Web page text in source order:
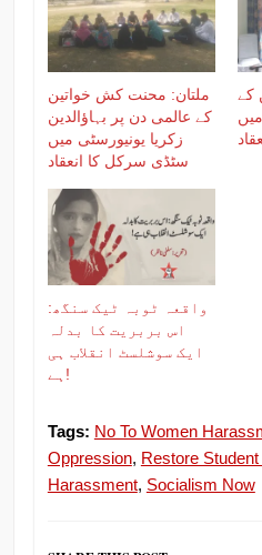
ملتان: محنت کش خواتین
کے عالمی دن پر بہاؤالدین
زکریا یونیورسٹی میں
سٹڈی سرکل کا انعقاد
کے
واقعہ ٹوبہ ٹیک سنگھ:
اس بربریت کا بدلہ
ایک سوشلسٹ انقلاب ہی
ہے!
Tags: No To Women
Oppression, Restore
Harassment, Socialism Now